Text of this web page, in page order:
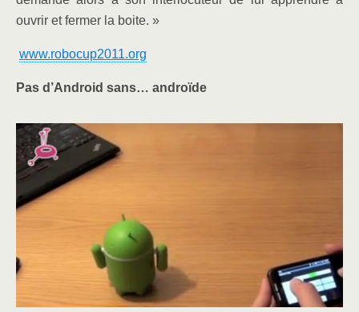
ouvrir et fermer la boite. »
www.robocup2011.org
Pas d’Android sans… androïde